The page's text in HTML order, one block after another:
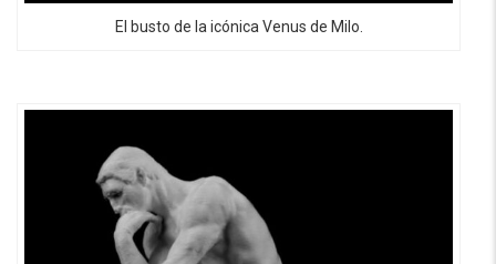
El busto de la icónica Venus de Milo.